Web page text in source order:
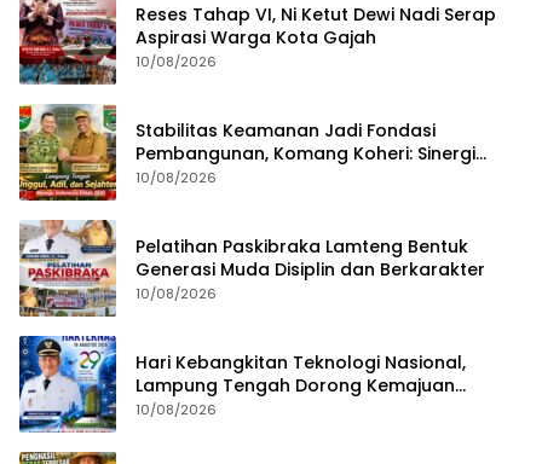
Reses Tahap VI, Ni Ketut Dewi Nadi Serap
Aspirasi Warga Kota Gajah
10/08/2026
Stabilitas Keamanan Jadi Fondasi
Pembangunan, Komang Koheri: Sinergi
Harus Terus Diperkuat
10/08/2026
Pelatihan Paskibraka Lamteng Bentuk
Generasi Muda Disiplin dan Berkarakter
10/08/2026
Hari Kebangkitan Teknologi Nasional,
Lampung Tengah Dorong Kemajuan
Berbasis Inovasi
10/08/2026